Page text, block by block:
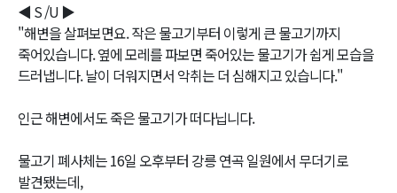
◀ S /U ▶
"해변을 살펴보면요. 작은 물고기부터 이렇게 큰 물고기까지
죽어있습니다. 옆에 모레를 파보면 죽어있는 물고기가 쉽게 모습을
드러냅니다. 날이 더워지면서 악취는 더 심해지고 있습니다."
인근 해변에서도 죽은 물고기가 떠다닙니다.
물고기 폐사체는 16일 오후부터 강릉 연곡 일원에서 무더기로
발견됐는데,